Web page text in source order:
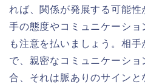
れば、関係が発展する可能
手の態度やコミュニケーショ
も注意を払いましょう。相
で、親密なコミュニケーシ
合、それは脈ありのサインと